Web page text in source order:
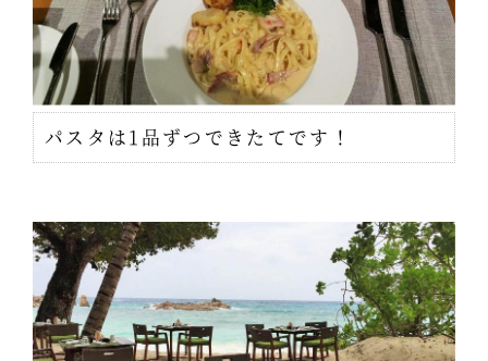
パスタは1品ずつできたてです！